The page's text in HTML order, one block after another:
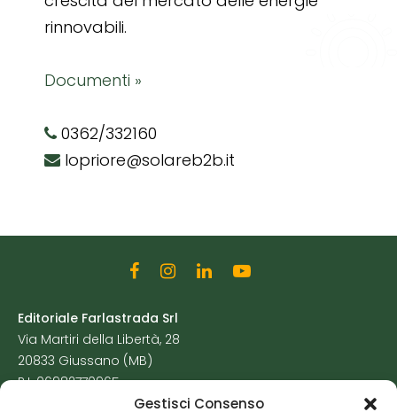
Gestisci Consenso
rinnovabili.
Documenti »
0362/332160
lopriore@solareb2b.it
Editoriale Farlastrada Srl
Via Martiri della Libertà, 28
20833 Giussano (MB)
P.I. 06982770965